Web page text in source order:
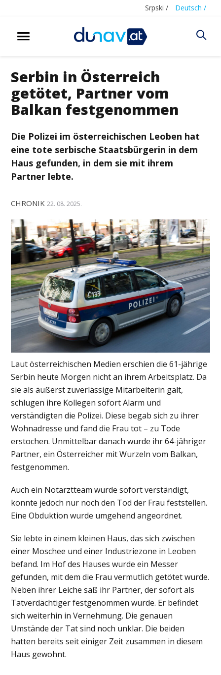
Srpski / Deutsch /
Serbin in Österreich
getötet, Partner vom
Balkan festgenommen
Die Polizei im österreichischen Leoben hat
eine tote serbische Staatsbürgerin in dem
Haus gefunden, in dem sie mit ihrem
Partner lebte.
CHRONIK 22. 08. 2025.
Laut österreichischen Medien erschien die 61-jährige
Serbin heute Morgen nicht an ihrem Arbeitsplatz. Da
sie als äußerst zuverlässige Mitarbeiterin galt,
schlugen ihre Kollegen sofort Alarm und
verständigten die Polizei. Diese begab sich zu ihrer
Wohnadresse und fand die Frau tot – zu Tode
erstochen. Unmittelbar danach wurde ihr 64-jähriger
Partner, ein Österreicher mit Wurzeln vom Balkan,
festgenommen.
Auch ein Notarztteam wurde sofort verständigt,
konnte jedoch nur noch den Tod der Frau feststellen.
Eine Obduktion wurde umgehend angeordnet.
Sie lebte in einem kleinen Haus, das sich zwischen
einer Moschee und einer Industriezone in Leoben
befand. Im Hof des Hauses wurde ein Messer
gefunden, mit dem die Frau vermutlich getötet wurde.
Neben ihrer Leiche saß ihr Partner, der sofort als
Tatverdächtiger festgenommen wurde. Er befindet
sich weiterhin in Vernehmung. Die genauen
Umstände der Tat sind noch unklar. Die beiden
hatten bereits seit einiger Zeit zusammen in diesem
Haus gewohnt.